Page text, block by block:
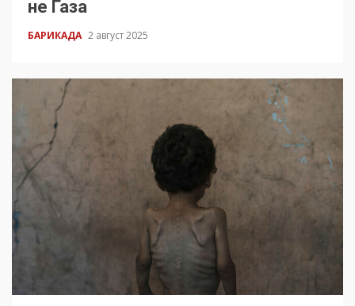
не Газа
БАРИКАДА 2 август 2025